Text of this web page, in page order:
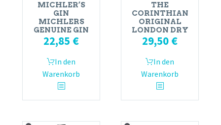
MICHLER’S
GIN
MICHLERS
GENUINE GIN
22,85 €
In den
Warenkorb
THE
CORINTHIAN
ORIGINAL
LONDON DRY
29,50 €
In den
Warenkorb